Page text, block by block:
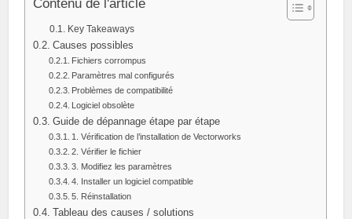
Contenu de l'article
Key Takeaways
Causes possibles
Fichiers corrompus
Paramètres mal configurés
Problèmes de compatibilité
Logiciel obsolète
Guide de dépannage étape par étape
1. Vérification de l’installation de Vectorworks
2. Vérifier le fichier
3. Modifiez les paramètres
4. Installer un logiciel compatible
5. Réinstallation
Tableau des causes / solutions